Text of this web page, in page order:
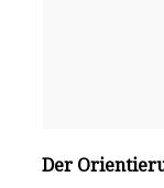
Der